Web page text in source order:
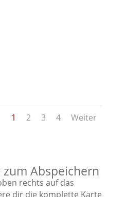
1 2 3 4 Weiter
Abspeichern
rechts auf das
dir die komplette Karte